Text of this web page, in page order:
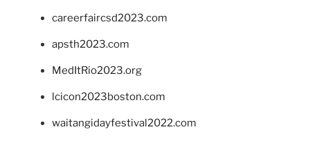
careerfaircsd2023.com
apsth2023.com
MedItRio2023.org
lcicon2023boston.com
waitangidayfestival2022.com